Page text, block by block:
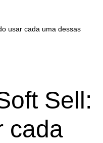
usar cada uma dessas
Sell:
cada